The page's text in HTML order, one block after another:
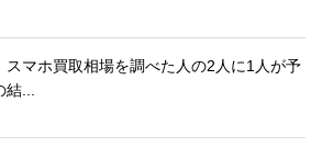
スマホ買取相場を調べた人の2人に1人が予
...